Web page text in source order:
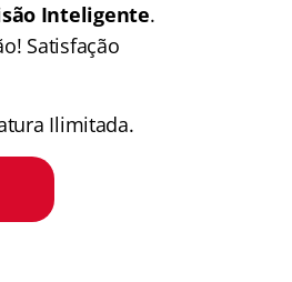
Inteligente.
Satisfação
Ilimitada.